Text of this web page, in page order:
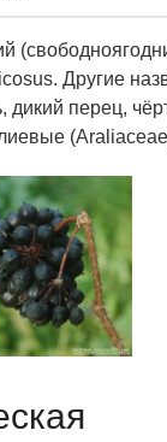
Другие
дикий перец,